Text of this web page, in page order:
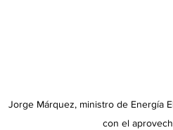
Jorge Márquez, ministro de Energía
con el